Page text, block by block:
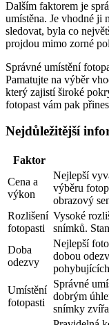
Dalším faktorem je
umístěna. Je vhodné ji
sledovat, byla co
projdou mimo zorné
Správné umístění
Pamatujte na výběr
který zajistí široké
fotopast vám pak
Nejdůležitější
Faktor
Cena a
výkon
Nejlepší
výběru
obrazový
Rozlišení
fotopasti
Vysoké
snímků.
Doba
odezvy
Nejlepší
dobou
Umístění
fotopasti
Správné
dobrým
snímky